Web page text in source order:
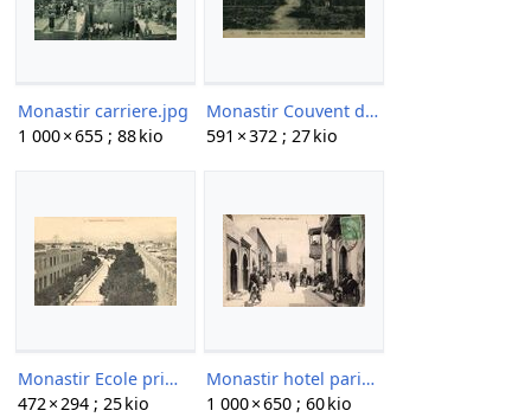
Monastir carriere.jpg
1 000 × 655 ; 88 kio
Monastir Couvent des Soeurs.jpg
591 × 372 ; 27 kio
Monastir Ecole primaire.jpg
472 × 294 ; 25 kio
Monastir hotel paris.jpg
1 000 × 650 ; 60 kio